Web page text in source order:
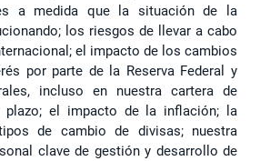
a medida que la situación de la
los riesgos de llevar a cabo
el impacto de los cambios
por parte de la Reserva Federal y
incluso en nuestra cartera de
plazo; el impacto de la inflación; la
de cambio de divisas; nuestra
clave de gestión y desarrollo de